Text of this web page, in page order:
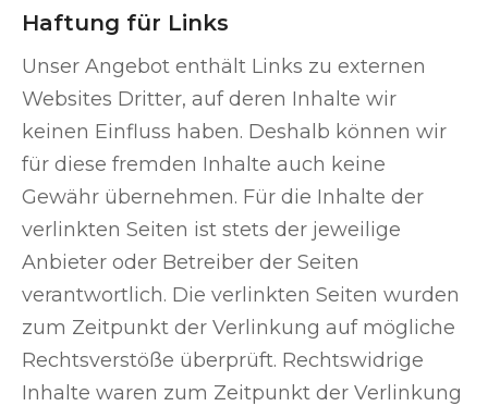
Haftung für Links
Unser Angebot enthält Links zu externen
Websites Dritter, auf deren Inhalte wir
keinen Einfluss haben. Deshalb können wir
für diese fremden Inhalte auch keine
Gewähr übernehmen. Für die Inhalte der
verlinkten Seiten ist stets der jeweilige
Anbieter oder Betreiber der Seiten
verantwortlich. Die verlinkten Seiten wurden
zum Zeitpunkt der Verlinkung auf mögliche
Rechtsverstöße überprüft. Rechtswidrige
Inhalte waren zum Zeitpunkt der Verlinkung